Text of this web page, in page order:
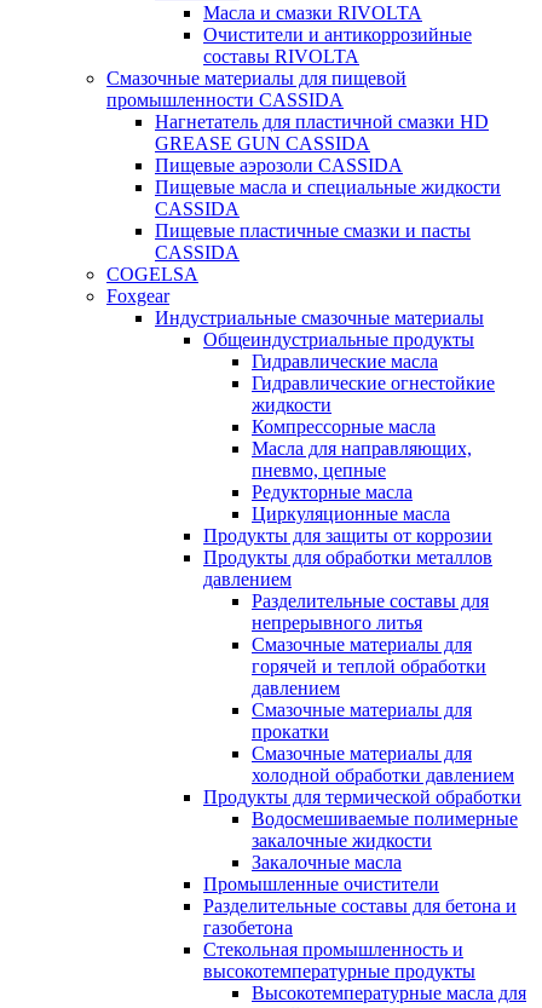
Масла и смазки RIVOLTA
Очистители и антикоррозийные
составы RIVOLTA
Смазочные материалы для пищевой
промышленности CASSIDA
Нагнетатель для пластичной смазки HD
GREASE GUN CASSIDA
Пищевые аэрозоли CASSIDA
Пищевые масла и специальные жидкости
CASSIDA
Пищевые пластичные смазки и пасты
CASSIDA
COGELSA
Foxgear
Индустриальные смазочные материалы
Общеиндустриальные продукты
Гидравлические масла
Гидравлические огнестойкие
жидкости
Компрессорные масла
Масла для направляющих,
пневмо, цепные
Редукторные масла
Циркуляционные масла
Продукты для защиты от коррозии
Продукты для обработки металлов
давлением
Разделительные составы для
непрерывного литья
Смазочные материалы для
горячей и теплой обработки
давлением
Смазочные материалы для
прокатки
Смазочные материалы для
холодной обработки давлением
Продукты для термической обработки
Водосмешиваемые полимерные
закалочные жидкости
Закалочные масла
Промышленные очистители
Разделительные составы для бетона и
газобетона
Стекольная промышленность и
высокотемпературные продукты
Высокотемпературные масла для